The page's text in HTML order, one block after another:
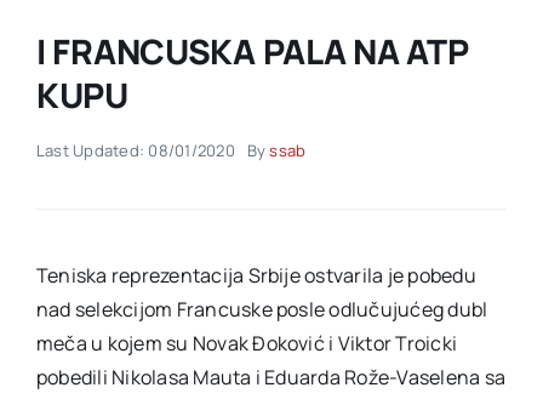
Akti SSAB
Kontakt
I FRANCUSKA PALA NA ATP
KUPU
Last Updated: 08/01/2020 Byssab
Teniska reprezentacija Srbije ostvarila je pobedu
nad selekcijom Francuske posle odlučujućeg dubl
meča u kojem su Novak Đoković i Viktor Troicki
pobedili Nikolasa Mauta i Eduarda Rože-Vaselena sa